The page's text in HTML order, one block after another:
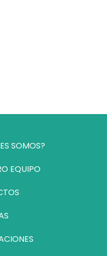
SOMOS?
EQUIPO